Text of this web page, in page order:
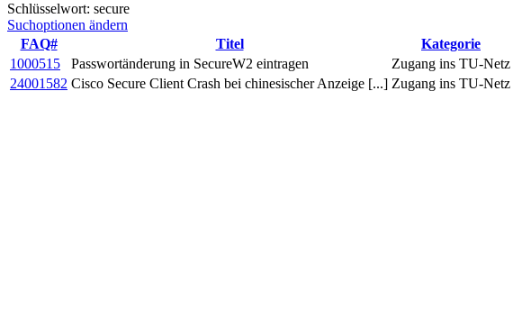
Schlüsselwort: secure
Suchoptionen ändern
FAQ#
Titel Kategorie
1000515
Passwortänderung in SecureW2 eintragen Zugang ins TU-Netz
24001582 Cisco Secure Client Crash bei chinesischer Anzeige [...] Zugang ins TU-Netz